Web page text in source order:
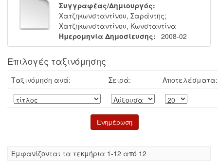
Συγγραφέας/Δημιουργός:
Χατζηκωνσταντίνου, Σαράντης;
Χατζηκωνσταντίνου, Κωνσταντίνα
Ημερομηνία Δημοσίευσης: 2008-02
Επιλογές ταξινόμησης
Ταξινόμηση ανά: Σειρά: Αποτελέσματα:
Eμφανίζονται τα τεκμήρια 1-12 από 12